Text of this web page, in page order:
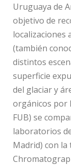
Uruguaya de
objetivo de
localizaciones
(también
distintos
superficie
del glaciar y
orgánicos por
FUB) se
laboratorios
Madrid) con la